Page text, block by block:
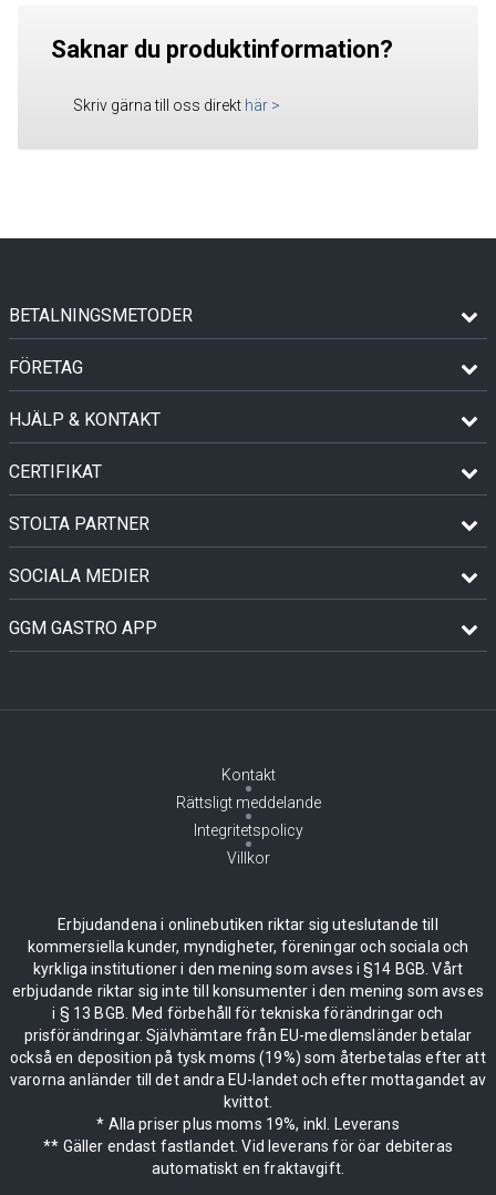
Saknar du produktinformation?
Skriv gärna till oss direkt här >
BETALNINGSMETODER
FÖRETAG
HJÄLP & KONTAKT
CERTIFIKAT
STOLTA PARTNER
SOCIALA MEDIER
GGM GASTRO APP
Kontakt
Rättsligt meddelande
Integritetspolicy
Villkor
Erbjudandena i onlinebutiken riktar sig uteslutande till
kommersiella kunder, myndigheter, föreningar och sociala och
kyrkliga institutioner i den mening som avses i §14 BGB. Vårt
erbjudande riktar sig inte till konsumenter i den mening som avses
i § 13 BGB. Med förbehåll för tekniska förändringar och
prisförändringar. Självhämtare från EU-medlemsländer betalar
också en deposition på tysk moms (19%) som återbetalas efter att
varorna anländer till det andra EU-landet och efter mottagandet av
kvittot.
* Alla priser plus moms 19%, inkl. Leverans
** Gäller endast fastlandet. Vid leverans för öar debiteras
automatiskt en fraktavgift.